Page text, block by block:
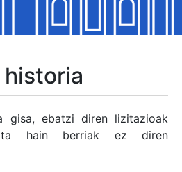
gisa, ebatzi diren lizitazioak
hain berriak ez diren